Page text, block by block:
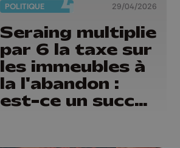
POLITIQUE 29/04/2026
Seraing multiplie
par 6 la taxe sur
les immeubles à
la l'abandon :
est-ce un succès